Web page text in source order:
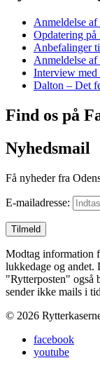
Anmeldelse af
Opdatering
Anbefalinger
Anmeldelse
Interview med
Dalton – Det
Find os på
Nyhedsmail
Få nyheder fra
E-mailadresse:
Modtag information
lukkedage og andet.
"Rytterposten" også
sender ikke mails i
© 2026
facebook
youtube